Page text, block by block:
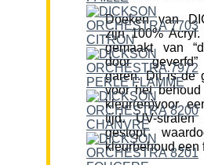
Doeken van
zijn 100%
gemaakt van
door
garen. Dit is de
voor het
kleur(en)voor
tijd. UV-stralen
gestopt
kleurbehoud een